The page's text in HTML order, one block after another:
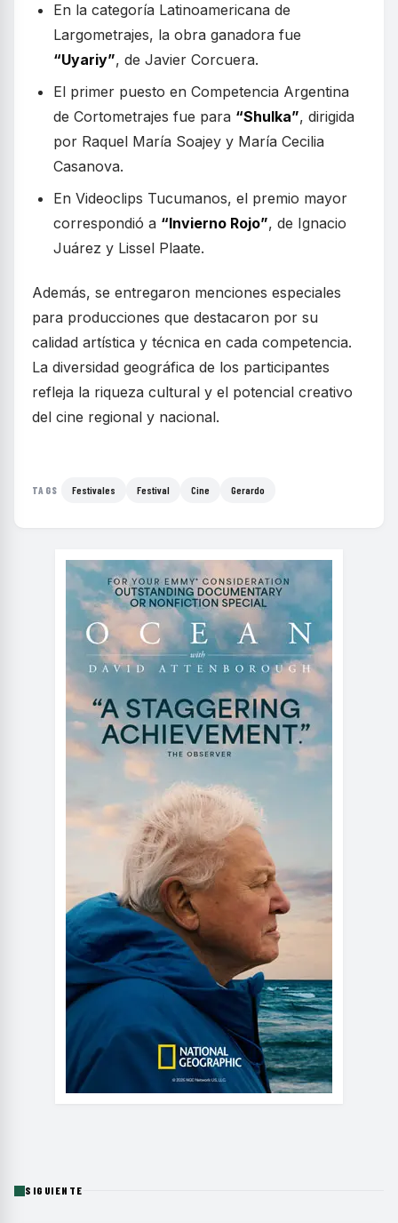
En la categoría Latinoamericana de
Largometrajes, la obra ganadora fue
“Uyariy”, de Javier Corcuera.
El primer puesto en Competencia Argentina
de Cortometrajes fue para “Shulka”, dirigida
por Raquel María Soajey y María Cecilia
Casanova.
En Videoclips Tucumanos, el premio mayor
correspondió a “Invierno Rojo”, de Ignacio
Juárez y Lissel Plaate.
Además, se entregaron menciones especiales
para producciones que destacaron por su
calidad artística y técnica en cada competencia.
La diversidad geográfica de los participantes
refleja la riqueza cultural y el potencial creativo
del cine regional y nacional.
TAGS Festivales Festival Cine Gerardo
SIGUIENTE